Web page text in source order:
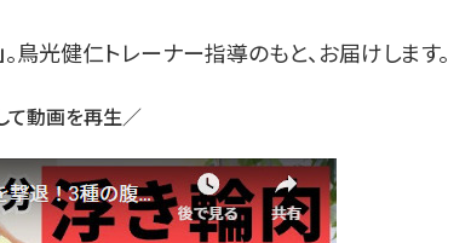
。鳥光健仁トレーナー指導のもと、お届けします。
て動画を再生／